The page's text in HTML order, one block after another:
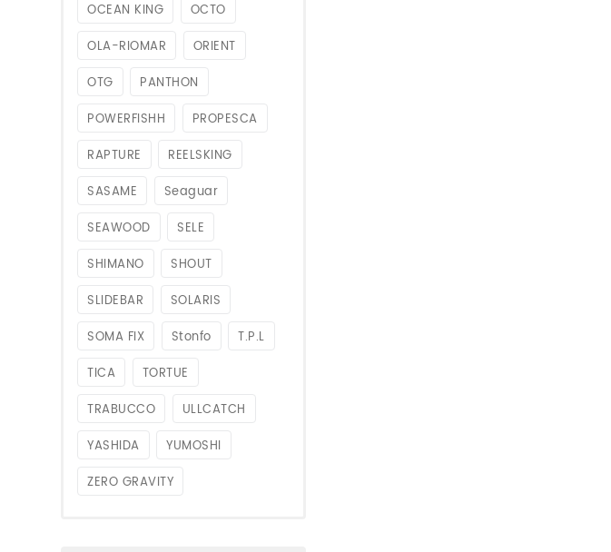
OCEAN KING
OCTO
OLA-RIOMAR
ORIENT
OTG
PANTHON
POWERFISHH
PROPESCA
RAPTURE
REELSKING
SASAME
Seaguar
SEAWOOD
SELE
SHIMANO
SHOUT
SLIDEBAR
SOLARIS
SOMA FIX
Stonfo
T.P.L
TICA
TORTUE
TRABUCCO
ULLCATCH
YASHIDA
YUMOSHI
ZERO GRAVITY